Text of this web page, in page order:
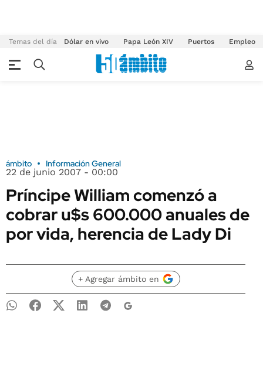
Temas del día Dólar en vivo Papa León XIV Puertos Empleo
ámbito Información General
22 de junio 2007 - 00:00
Príncipe William comenzó a
cobrar u$s 600.000 anuales de
por vida, herencia de Lady Di
+ Agregar ámbito en